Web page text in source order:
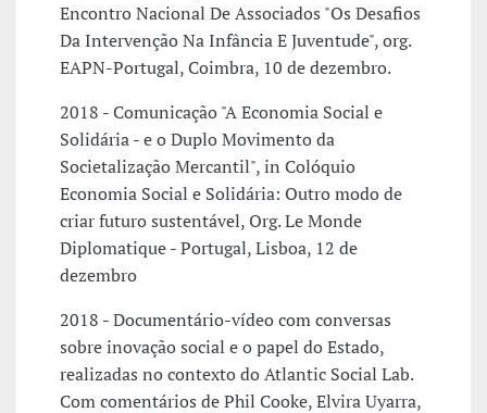
Encontro Nacional De Associados "Os Desafios
Da Intervenção Na Infância E Juventude", org.
EAPN-Portugal, Coimbra, 10 de dezembro.
2018 - Comunicação "A Economia Social e
Solidária - e o Duplo Movimento da
Societalização Mercantil", in Colóquio
Economia Social e Solidária: Outro modo de
criar futuro sustentável, Org. Le Monde
Diplomatique - Portugal, Lisboa, 12 de
dezembro
2018 - Documentário-vídeo com conversas
sobre inovação social e o papel do Estado,
realizadas no contexto do Atlantic Social Lab.
Com comentários de Phil Cooke, Elvira Uyarra,